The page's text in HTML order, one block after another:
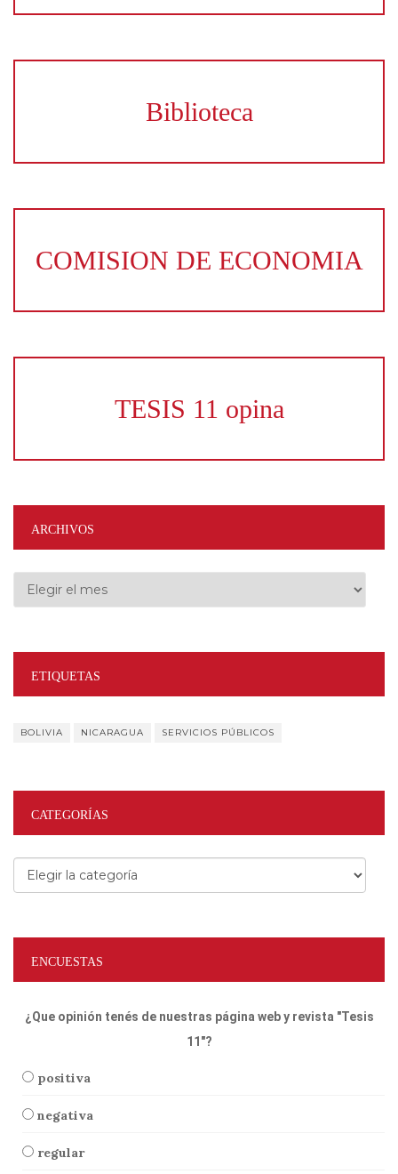
Biblioteca
COMISION DE ECONOMIA
TESIS 11 opina
ARCHIVOS
Archivos
ETIQUETAS
BOLIVIA NICARAGUA SERVICIOS PÚBLICOS
CATEGORÍAS
Categorías
ENCUESTAS
¿Que opinión tenés de nuestras página web y revista "Tesis
11"?
positiva
negativa
regular